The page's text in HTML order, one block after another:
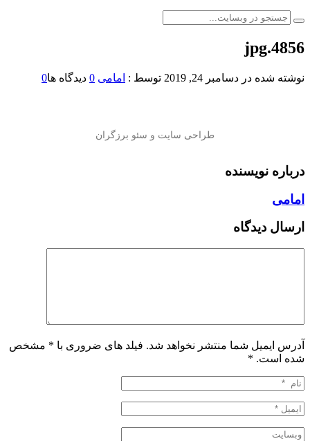
4856.jpg
نوشته شده در دسامبر 24, 2019 توسط : امامی 0 دیدگاه ها0
درباره نویسنده
امامی
ارسال دیدگاه
آدرس ایمیل شما منتشر نخواهد شد. فیلد های ضروری با * مشخص
شده است. *